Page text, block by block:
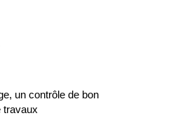
un contrôle de bon
travaux